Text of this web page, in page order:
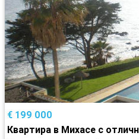
€ 199 000
Квартира в Михасе с